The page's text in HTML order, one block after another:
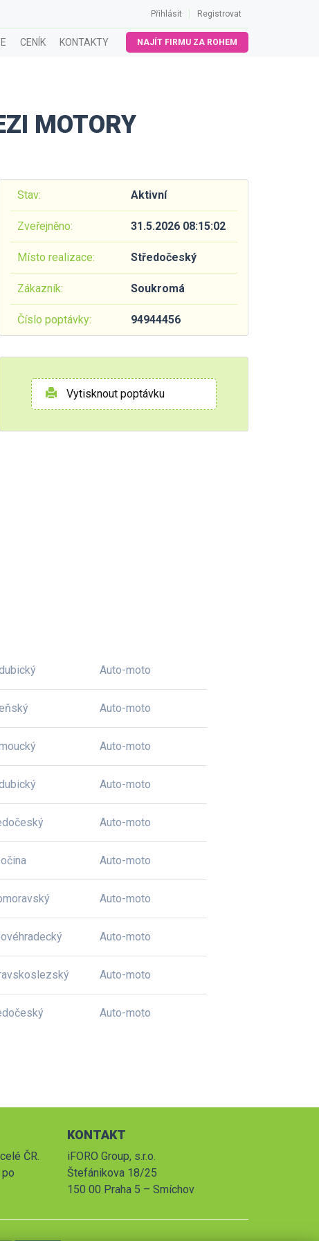
Přihlásit Registrovat
CENÍK KONTAKTY NAJÍT FIRMU ZA ROHEM
MOTORY
Stav: Aktivní
Zveřejněno: 31.5.2026 08:15:02
Místo realizace: Středočeský
Zákazník: Soukromá
Číslo poptávky: 94944456
Vytisknout poptávku
Auto-moto
Auto-moto
Auto-moto
Auto-moto
Auto-moto
Auto-moto
Auto-moto
Auto-moto
Auto-moto
Auto-moto
ČR.
KONTAKT
iFORO Group, s.r.o.
Štefánikova 18/25
150 00 Praha 5 – Smíchov